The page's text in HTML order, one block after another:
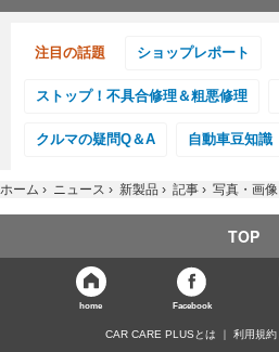
注目の話題 ショップレポート
ストップ！不具合修理＆粗悪修理
クルマの疑問Q＆A 自動車豆知識
ホーム › ニュース › 新製品 › 記事 › 写真・画像
TOP
home Facebook
CAR CARE PLUSとは 利用規約